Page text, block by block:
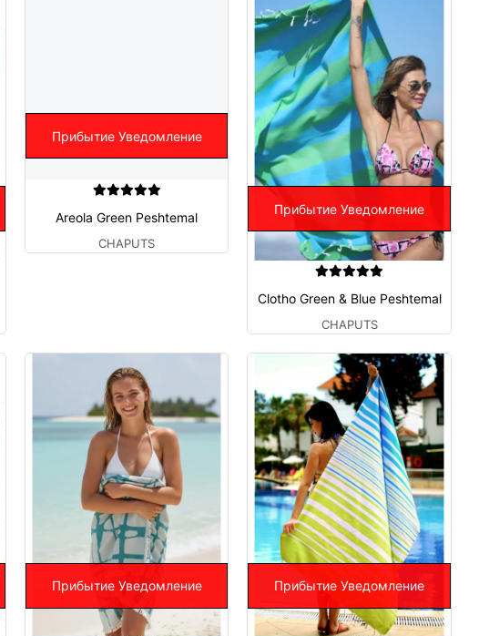
Прибытие Уведомление
Areola Green Peshtemal
CHAPUTS
Прибытие Уведомление
Clotho Green & Blue Peshtemal
CHAPUTS
Прибытие Уведомление Прибытие Уведомление